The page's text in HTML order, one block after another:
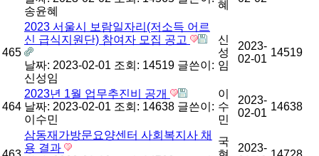
송윤혜
혜
465
2023 서울시 보람일자리(저소득 어르
신 급식지원단) 참여자 모집 공고
날짜: 2023-02-01 조회: 14519 글쓴이:
신성임
신
성
임
2023-
02-01
14519
464
2023년 1월 업무추진비 공개
날짜: 2023-02-01 조회: 14638 글쓴이:
이수민
이
수
민
2023-
02-01
14638
삼동재가방문요양센터 사회복지사 채
용 결과
국
2023-